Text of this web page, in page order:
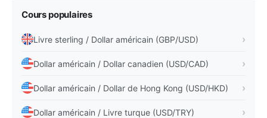
mouvement de très court terme. Sur le forex, les
d'inflation ou les surprises géopolitiques peuvent
provoquer des accélérations violentes qui se
corrigent ensuite partiellement. Lire la paire
uniquement à travers la variation du jour est donc
souvent trompeur.
Cours populaires
Livre sterling / Dollar américain (GBP/USD)
Dollar américain / Dollar canadien (USD/CAD)
Dollar américain / Dollar de Hong Kong (USD/HKD)
Dollar américain / Livre turque (USD/TRY)